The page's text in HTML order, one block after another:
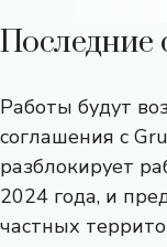
Последние
Работы будут
соглашения с
разблокирует
2024 года, и
частных